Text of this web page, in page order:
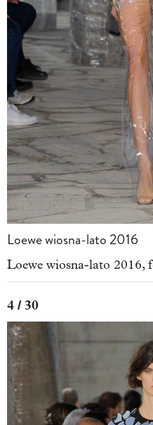
Loewe wiosna-lato 2016
Loewe wiosna-lato 2016,
4 / 30